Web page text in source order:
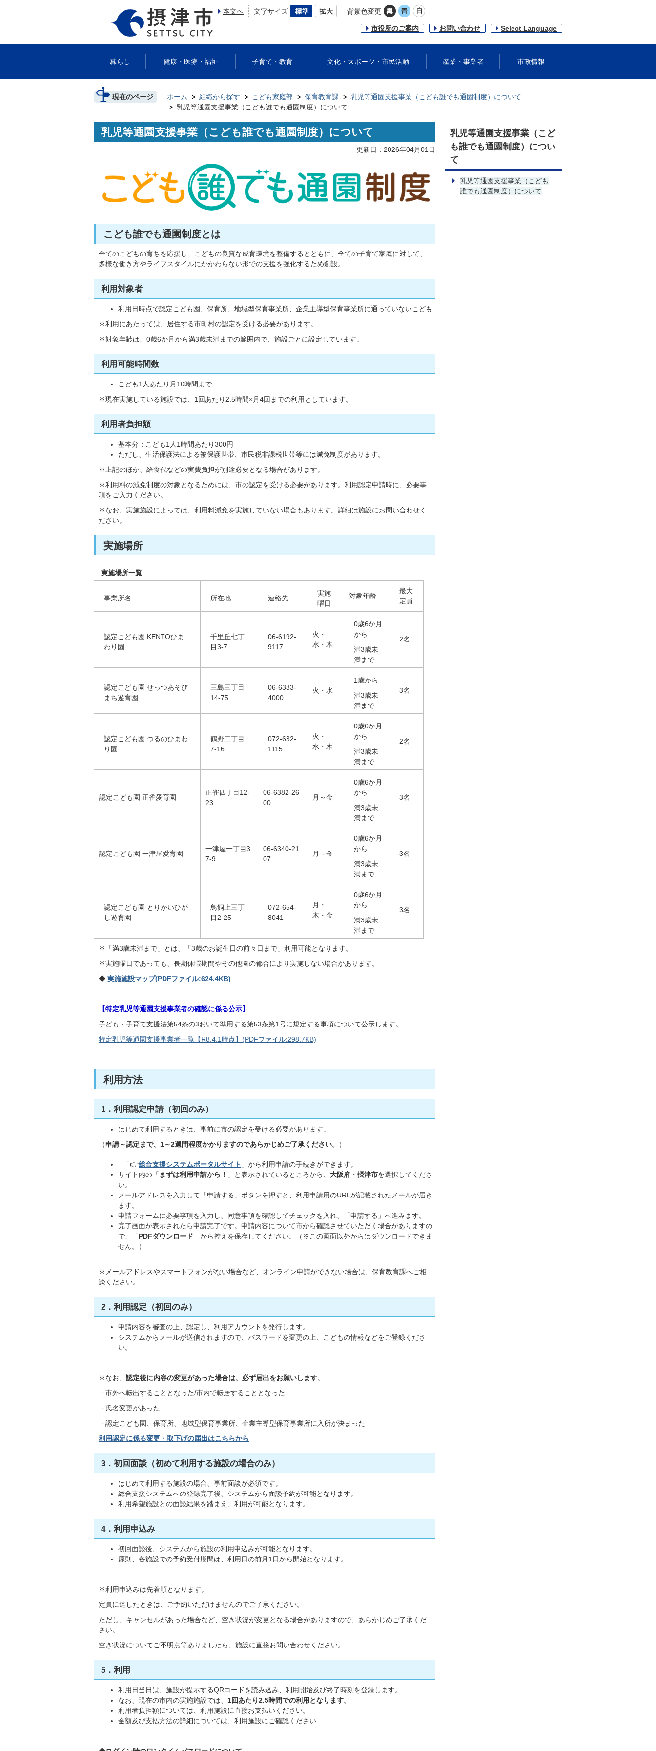
本文へ 文字サイズ 背景色変更
市役所のご案内 お問い合わせ Select Language
暮らし 健康・医療・福祉 子育て・教育 文化・スポーツ・市民活動 産業・事業者 市政情報
現在のページ ホーム 組織から探す こども家庭部 保育教育課
乳児等通園支援事業（こども誰でも通園制度）について
乳児等通園支援事業（こども誰でも通園制度）について
乳児等通園支援事業（こども誰でも通園制度）について
更新日：2026年04月01日
こども誰でも通園制度とは
全てのこどもの育ちを応援し、こどもの良質な成育環境を整備するとともに、全ての子育て家庭に対して、
多様な働き方やライフスタイルにかかわらない形での支援を強化するため創設。
利用対象者
利用日時点で認定こども園、保育所、地域型保育事業所、企業主導型保育事業所に通っていないこども
※利用にあたっては、居住する市町村の認定を受ける必要があります。
※対象年齢は、0歳6か月から満3歳未満までの範囲内で、施設ごとに設定しています。
利用可能時間数
こども1人あたり月10時間まで
※現在実施している施設では、1回あたり2.5時間×月4回までの利用としています。
利用者負担額
基本分：こども1人1時間あたり300円
ただし、生活保護法による被保護世帯、市民税非課税世帯等には減免制度があります。
※上記のほか、給食代などの実費負担が別途必要となる場合があります。
※利用料の減免制度の対象となるためには、市の認定を受ける必要があります。利用認定申請時に、必要事
項をご入力ください。
※なお、実施施設によっては、利用料減免を実施していない場合もあります。詳細は施設にお問い合わせく
ださい。
実施場所
実施場所一覧
事業所名 所在地 連絡先
実施
曜日
対象年齢
最大
定員
認定こども園 KENTOひま
わり園
千里丘七丁
目3-7
06-6192-
9117
火・
水・木
0歳6か月
から
満3歳未
満まで
2名
認定こども園 せっつあそび
まち遊育園
三島三丁目
14-75
06-6383-
4000
火・水
1歳から
満3歳未
満まで
3名
認定こども園 つるのひまわ
り園
鶴野二丁目
7-16
072-632-
1115
火・
水・木
0歳6か月
から
満3歳未
満まで
2名
認定こども園 正雀愛育園
正雀四丁目12-
23
06-6382-26
00
月～金
0歳6か月
から
満3歳未
満まで
3名
認定こども園 一津屋愛育園
一津屋一丁目3
7-9
06-6340-21
07
月～金
0歳6か月
から
満3歳未
満まで
3名
認定こども園 とりかいひが
し遊育園
鳥飼上三丁
目2-25
072-654-
8041
月・
木・金
0歳6か月
から
満3歳未
満まで
3名
※「満3歳未満まで」とは、「3歳のお誕生日の前々日まで」利用可能となります。
※実施曜日であっても、長期休暇期間やその他園の都合により実施しない場合があります。
◆ 実施施設マップ(PDFファイル:624.4KB)
【特定乳児等通園支援事業者の確認に係る公示】
子ども・子育て支援法第54条の3おいて準用する第53条第1号に規定する事項について公示します。
特定乳児等通園支援事業者一覧【R8.4.1時点】(PDFファイル:298.7KB)
利用方法
1．利用認定申請（初回のみ）
はじめて利用するときは、事前に市の認定を受ける必要があります。
（申請～認定まで、1～2週間程度かかりますのであらかじめご了承ください。 ）
「👉総合支援システムポータルサイト 」から利用申請の手続きができます。
サイト内の「 まずは利用申請から！ 」と表示されているところから、 大阪府 ・摂津市を選択してくださ
い。
メールアドレスを入力して「申請する」ボタンを押すと、利用申請用のURLが記載されたメールが届き
ます。
申請フォームに必要事項を入力し、同意事項を確認してチェックを入れ、「申請する」へ進みます。
完了画面が表示されたら申請完了です。申請内容について市から確認させていただく場合がありますの
で、「PDFダウンロード 」から控えを保存してください。（※この画面以外からはダウンロードできま
せん。）
​​​※メールアドレスやスマートフォンがない場合など、オンライン申請ができない場合は、保育教育課へご相
談ください。
2．利用認定（初回のみ）
申請内容を審査の上、認定し、利用アカウントを発行します。
システムからメールが送信されますので、パスワードを変更の上、こどもの情報などをご登録くださ
い。
※なお、 認定後に内容の変更があった場合は、必ず届出をお願いします。
・市外へ転出することとなった/市内で転居することとなった
・氏名変更があった
・認定こども園、保育所、地域型保育事業所、企業主導型保育事業所に入所が決まった
利用認定に係る変更・取下げの届出はこちらから
3．初回面談（初めて利用する施設の場合のみ）
はじめて利用する施設の場合、事前面談が必須です。
総合支援システムへの登録完了後、システムから面談予約が可能となります。
利用希望施設との面談結果を踏まえ、利用が可能となります。
4．利用申込み
初回面談後、システムから施設の利用申込みが可能となります。
原則、各施設での予約受付期間は、利用日の前月1日から開始となります。
※利用申込みは先着順となります。
定員に達したときは、ご予約いただけませんのでご了承ください。
ただし、キャンセルがあった場合など、空き状況が変更となる場合がありますので、あらかじめご了承くだ
さい。
空き状況についてご不明点等ありましたら、施設に直接お問い合わせください。
5．利用
利用日当日は、施設が提示するQRコードを読み込み、利用開始及び終了時刻を登録します。
なお、現在の市内の実施施設では、 1回あたり2.5時間での利用となります。
利用者負担額については、利用施設に直接お支払いください。
金額及び支払方法の詳細については、利用施設にご確認ください
乳児等通園支援事業（こど
も誰でも通園制度）につい
て
乳児等通園支援事業（こども
誰でも通園制度）について